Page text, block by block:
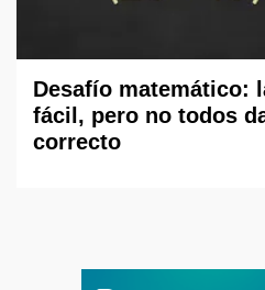
Desafío matemático:
fácil, pero no todos
correcto